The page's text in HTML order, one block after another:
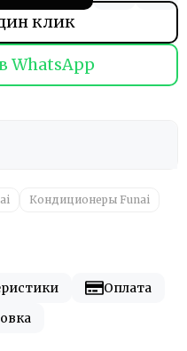
клик
WhatsApp
Кондиционеры Funai
Оплата